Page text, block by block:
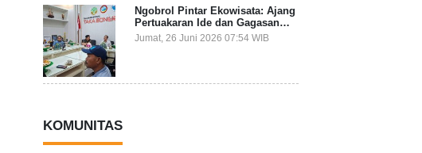
Ngobrol Pintar Ekowisata: Ajang
Pertuakaran Ide dan Gagasan
Lintas Sektor
Jumat, 26 Juni 2026 07:54 WIB
KOMUNITAS